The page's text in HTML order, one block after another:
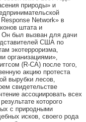
природы» и
Network» в
штата и
Он был вызван для дачи
США по
экотерроризма,
организациями»,
(R-CA) после того,
акцию протеста
вырубки лесов,
свидетельстве
ассоциировать всех
которого
с природными
исков, своего рода